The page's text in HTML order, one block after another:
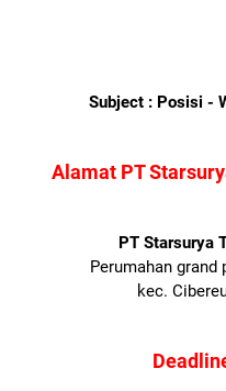
Subject : Posisi -
Alamat PT
PT Starsurya
Perumahan grand
kec.